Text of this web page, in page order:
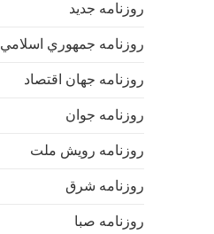
روزنامه جدید
روزنامه جمهوري اسلامي
روزنامه جهان اقتصاد
روزنامه جوان
روزنامه رویش ملت
روزنامه شرق
روزنامه صبا